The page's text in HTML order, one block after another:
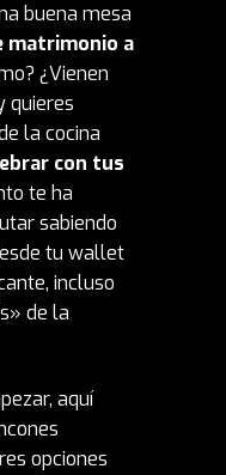
buena mesa
matrimonio a
¿Vienen
quieres
la cocina
con tus
te ha
sabiendo
tu wallet
incluso
de la
aquí
opciones